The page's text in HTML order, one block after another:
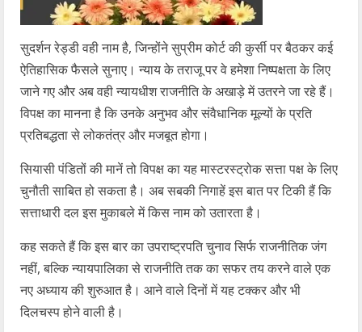
सुदर्शन रेड्डी वही नाम है, जिन्होंने सुप्रीम कोर्ट की कुर्सी पर बैठकर कई
ऐतिहासिक फैसले सुनाए। न्याय के तराजू पर वे हमेशा निष्पक्षता के लिए
जाने गए और अब वही न्यायधीश राजनीति के अखाड़े में उतरने जा रहे हैं।
विपक्ष का मानना है कि उनके अनुभव और संवैधानिक मूल्यों के प्रति
प्रतिबद्धता से लोकतंत्र और मजबूत होगा।
सियासी पंडितों की मानें तो विपक्ष का यह मास्टरस्ट्रोक सत्ता पक्ष के लिए
चुनौती साबित हो सकता है। अब सबकी निगाहें इस बात पर टिकी हैं कि
सत्ताधारी दल इस मुकाबले में किस नाम को उतारता है।
कह सकते हैं कि इस बार का उपराष्ट्रपति चुनाव सिर्फ राजनीतिक जंग
नहीं, बल्कि न्यायपालिका से राजनीति तक का सफर तय करने वाले एक
नए अध्याय की शुरुआत है। आने वाले दिनों में यह टक्कर और भी
दिलचस्प होने वाली है।